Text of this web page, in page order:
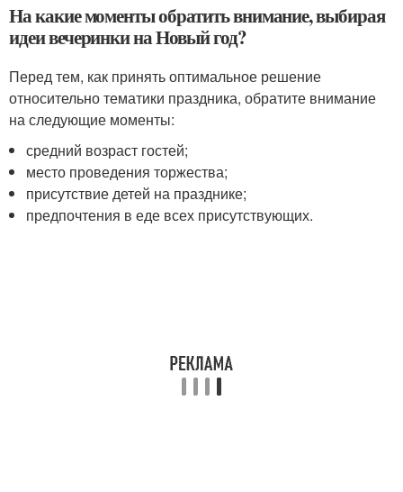
На какие моменты обратить внимание, выбирая
идеи вечеринки на Новый год?
Перед тем, как принять оптимальное решение
относительно тематики праздника, обратите внимание
на следующие моменты:
средний возраст гостей;
место проведения торжества;
присутствие детей на празднике;
предпочтения в еде всех присутствующих.